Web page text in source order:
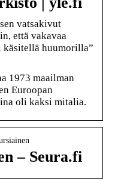
vatsakivut
että vakavaa
käsitellä huumorilla”
1973 maailman
Euroopan
oli kaksi mitalia.
– Seura.fi